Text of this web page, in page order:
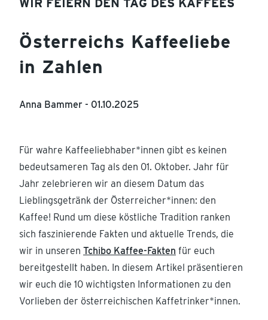
WIR FEIERN DEN TAG DES KAFFEES
Österreichs Kaffeeliebe
in Zahlen
Anna Bammer - 01.10.2025
Für wahre Kaffeeliebhaber*innen gibt es keinen
bedeutsameren Tag als den 01. Oktober. Jahr für
Jahr zelebrieren wir an diesem Datum das
Lieblingsgetränk der Österreicher*innen: den
Kaffee! Rund um diese köstliche Tradition ranken
sich faszinierende Fakten und aktuelle Trends, die
wir in unseren Tchibo Kaffee-Fakten für euch
bereitgestellt haben. In diesem Artikel präsentieren
wir euch die 10 wichtigsten Informationen zu den
Vorlieben der österreichischen Kaffetrinker*innen.